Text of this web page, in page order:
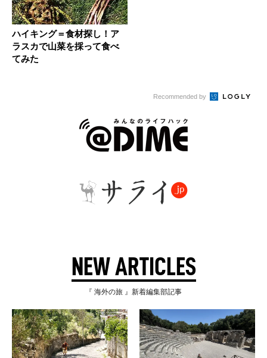
ハイキング＝食材探し！ア
ラスカで山菜を採って食べ
てみた
Recommended by
NEW ARTICLES
『 海外の旅 』新着編集部記事